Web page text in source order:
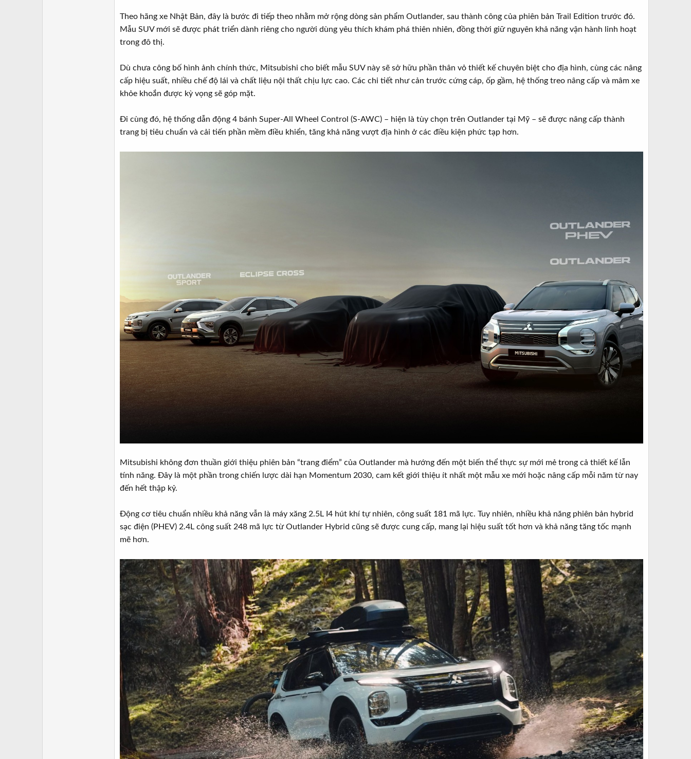
Theo hãng xe Nhật Bản, đây là bước đi tiếp theo nhằm mở rộng dòng sản phẩm Outlander, sau thành công của phiên bản Trail Edition trước đó.
Mẫu SUV mới sẽ được phát triển dành riêng cho người dùng yêu thích khám phá thiên nhiên, đồng thời giữ nguyên khả năng vận hành linh hoạt
trong đô thị.
Dù chưa công bố hình ảnh chính thức, Mitsubishi cho biết mẫu SUV này sẽ sở hữu phần thân vỏ thiết kế chuyên biệt cho địa hình, cùng các nâng
cấp hiệu suất, nhiều chế độ lái và chất liệu nội thất chịu lực cao. Các chi tiết như cản trước cứng cáp, ốp gầm, hệ thống treo nâng cấp và mâm xe
khỏe khoắn được kỳ vọng sẽ góp mặt.
Đi cùng đó, hệ thống dẫn động 4 bánh Super-All Wheel Control (S-AWC) – hiện là tùy chọn trên Outlander tại Mỹ – sẽ được nâng cấp thành
trang bị tiêu chuẩn và cải tiến phần mềm điều khiển, tăng khả năng vượt địa hình ở các điều kiện phức tạp hơn.
Mitsubishi không đơn thuần giới thiệu phiên bản “trang điểm” của Outlander mà hướng đến một biến thể thực sự mới mẻ trong cả thiết kế lẫn
tính năng. Đây là một phần trong chiến lược dài hạn Momentum 2030, cam kết giới thiệu ít nhất một mẫu xe mới hoặc nâng cấp mỗi năm từ nay
đến hết thập kỷ.
Động cơ tiêu chuẩn nhiều khả năng vẫn là máy xăng 2.5L I4 hút khí tự nhiên, công suất 181 mã lực. Tuy nhiên, nhiều khả năng phiên bản hybrid
sạc điện (PHEV) 2.4L công suất 248 mã lực từ Outlander Hybrid cũng sẽ được cung cấp, mang lại hiệu suất tốt hơn và khả năng tăng tốc mạnh
mẽ hơn.